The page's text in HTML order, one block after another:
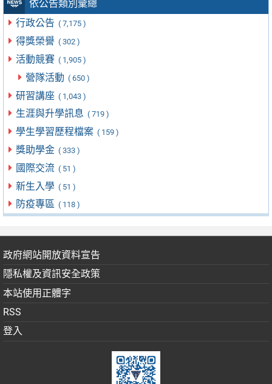
依公告類別彙總
行政公告 ( 7,175 )
得獎榮譽 ( 302 )
活動競賽 ( 1,905 )
營隊活動 ( 650 )
研習講座 ( 1,043 )
生涯與升學訊息 ( 719 )
學生學習歷程檔案 ( 159 )
獎助學金 ( 333 )
國際交流 ( 51 )
新生入學 ( 51 )
防疫專區 ( 118 )
政府網站開放資料宣告
隱私權及資訊安全政策
本站使用正體字
RSS
登入